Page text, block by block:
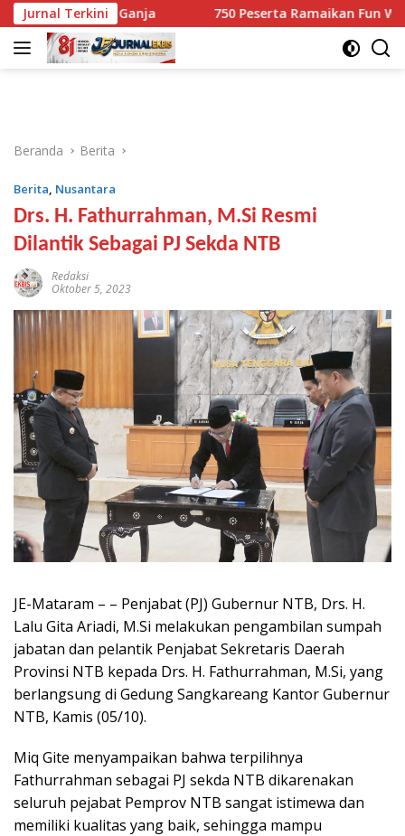
Langsung
ke
konten
Jurnal Terkini
Kg Ganja 750 Peserta Ramaikan Fun Walk RINJANI
Beranda Berita
Berita, Nusantara
Drs. H. Fathurrahman, M.Si Resmi
Dilantik Sebagai PJ Sekda NTB
Redaksi
Oktober 5, 2023
JE-Mataram – – Penjabat (PJ) Gubernur NTB, Drs. H.
Lalu Gita Ariadi, M.Si melakukan pengambilan sumpah
jabatan dan pelantik Penjabat Sekretaris Daerah
Provinsi NTB kepada Drs. H. Fathurrahman, M.Si, yang
berlangsung di Gedung Sangkareang Kantor Gubernur
NTB, Kamis (05/10).
Miq Gite menyampaikan bahwa terpilihnya
Fathurrahman sebagai PJ sekda NTB dikarenakan
seluruh pejabat Pemprov NTB sangat istimewa dan
memiliki kualitas yang baik, sehingga mampu